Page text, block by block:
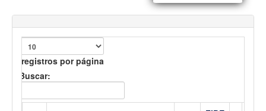
registros por página
Buscar: